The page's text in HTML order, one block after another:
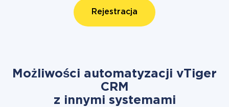
Rejestracja
Możliwości automatyzacji vTiger
CRM
z innymi systemami